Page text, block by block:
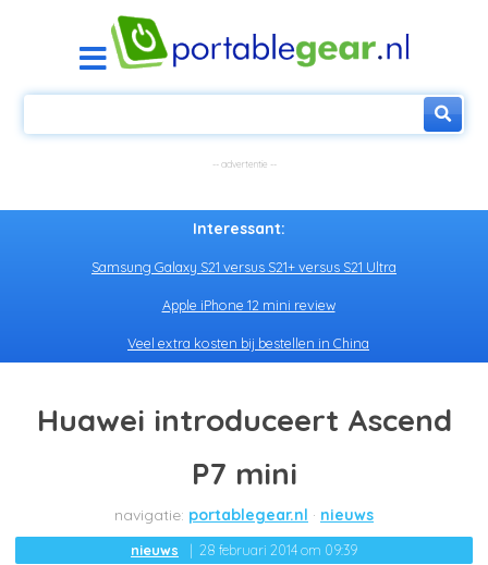
Interessant:
Samsung Galaxy S21 versus S21+ versus S21 Ultra
Apple iPhone 12 mini review
Veel extra kosten bij bestellen in China
Huawei introduceert Ascend
P7 mini
portablegear.nl nieuws
nieuws 28 februari 2014 om 09:39